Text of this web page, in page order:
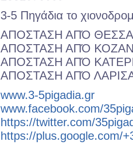
3-5 Πηγάδια το
ΑΠΟΣΤΑΣΗ ΑΠΌ
ΑΠΟΣΤΑΣΗ ΑΠΌ
ΑΠΟΣΤΑΣΗ ΑΠΌ
ΑΠΟΣΤΑΣΗ ΑΠΌ
www.3-5pigadia.gr
www.facebook.com/
https://twitter.com/
https://plus.google.com/